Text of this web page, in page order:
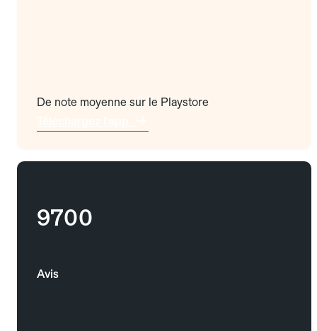
De note moyenne sur le Playstore
9700
Avis